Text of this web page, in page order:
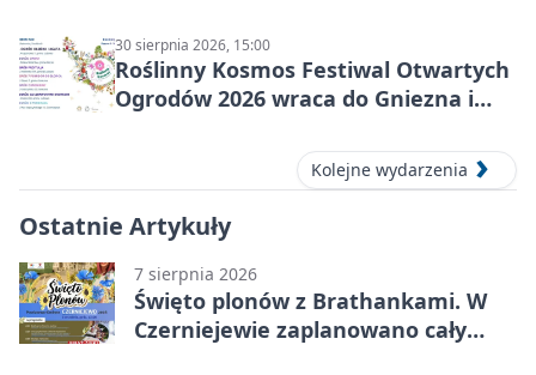
30 sierpnia 2026, 15:00
Roślinny Kosmos Festiwal Otwartych
Ogrodów 2026 wraca do Gniezna i
Kolejne wydarzenia
Ostatnie Artykuły
7 sierpnia 2026
Święto plonów z Brathankami. W
Czerniejewie zaplanowano cały